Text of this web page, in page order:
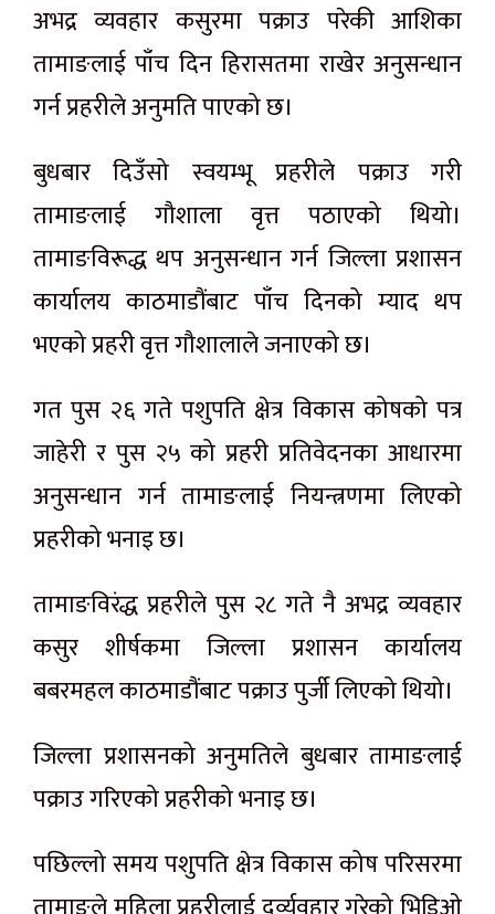
अभद्र व्यवहार कसुरमा पक्राउ परेकी आशिका
तामाङलाई पाँच दिन हिरासतमा राखेर अनुसन्धान
गर्न प्रहरीले अनुमति पाएको छ।
बुधबार दिउँसो स्वयम्भू प्रहरीले पक्राउ गरी
तामाङलाई गौशाला वृत्त पठाएको थियो।
तामाङविरूद्ध थप अनुसन्धान गर्न जिल्ला प्रशासन
कार्यालय काठमाडौंबाट पाँच दिनको म्याद थप
भएको प्रहरी वृत्त गौशालाले जनाएको छ।
गत पुस २६ गते पशुपति क्षेत्र विकास कोषको पत्र
जाहेरी र पुस २५ को प्रहरी प्रतिवेदनका आधारमा
अनुसन्धान गर्न तामाङलाई नियन्त्रणमा लिएको
प्रहरीको भनाइ छ।
तामाङविरंद्ध प्रहरीले पुस २८ गते नै अभद्र व्यवहार
कसुर शीर्षकमा जिल्ला प्रशासन कार्यालय
बबरमहल काठमाडौंबाट पक्राउ पुर्जी लिएको थियो।
जिल्ला प्रशासनको अनुमतिले बुधबार तामाङलाई
पक्राउ गरिएको प्रहरीको भनाइ छ।
पछिल्लो समय पशुपति क्षेत्र विकास कोष परिसरमा